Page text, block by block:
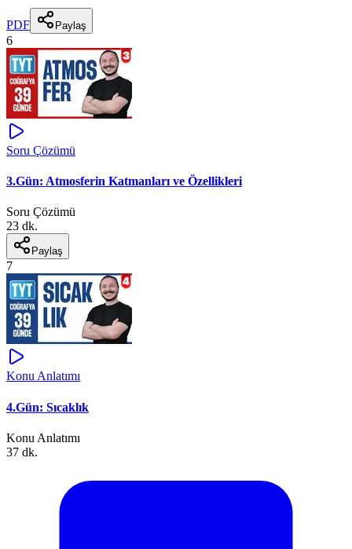
PDF Paylaş
6
Soru Çözümü
3.Gün: Atmosferin Katmanları ve Özellikleri
Soru Çözümü
23 dk.
Paylaş
7
Konu Anlatımı
4.Gün: Sıcaklık
Konu Anlatımı
37 dk.